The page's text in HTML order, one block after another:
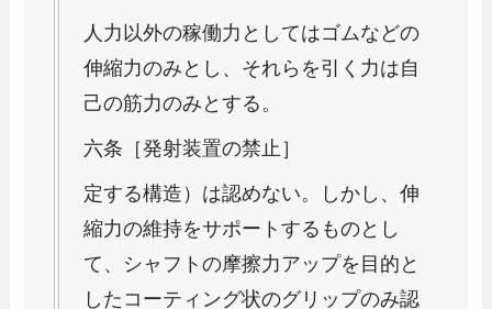
人力以外の稼働力としてはゴムなどの
伸縮力のみとし、それらを引く力は自
己の筋力のみとする。
六条［発射装置の禁止］
定する構造）は認めない。しかし、伸
縮力の維持をサポートするものとし
て、シャフトの摩擦力アップを目的と
したコーティング状のグリップのみ認